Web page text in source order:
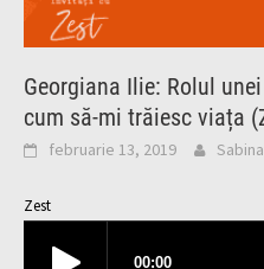
Georgiana Ilie: Rolul
cum să-mi trăiesc viața
februarie 13, 2019
Zest